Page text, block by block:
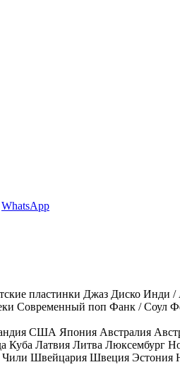
WhatsApp
пластинки Джаз Диско Инди /
Современный поп Фанк / Соул
США Япония Австралия
Куба Латвия Литва Люксембург
Чили Швейцария Швеция Эстония